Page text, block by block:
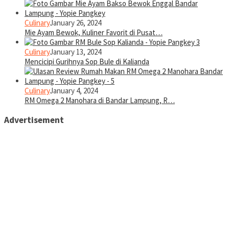
CulinaryJanuary 26, 2024
Mie Ayam Bewok, Kuliner Favorit di Pusat…
CulinaryJanuary 13, 2024
Mencicipi Gurihnya Sop Bule di Kalianda
CulinaryJanuary 4, 2024
RM Omega 2 Manohara di Bandar Lampung, R…
Advertisement